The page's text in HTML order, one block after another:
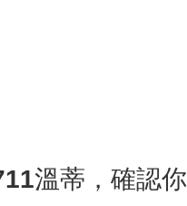
溫蒂，確認你